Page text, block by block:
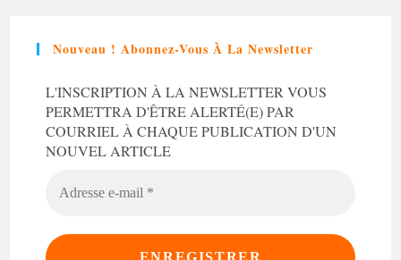
Nouveau ! Abonnez-Vous À La Newsletter
L'INSCRIPTION À LA NEWSLETTER VOUS
PERMETTRA D'ÊTRE ALERTÉ(E) PAR
COURRIEL À CHAQUE PUBLICATION D'UN
NOUVEL ARTICLE